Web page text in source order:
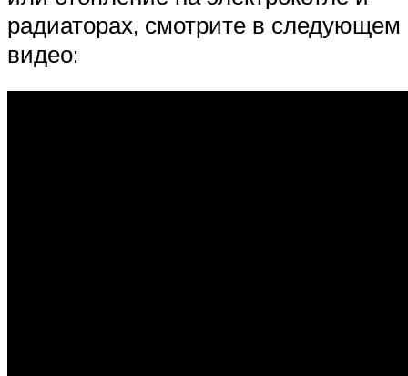
радиаторах, смотрите в следующем
видео: